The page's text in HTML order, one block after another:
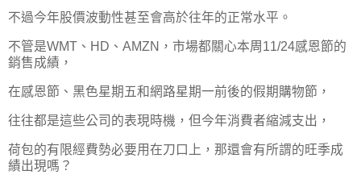
不過今年股價波動性甚至會高於往年的正常水平。
不管是WMT、HD、AMZN，市場都關心本周11/24感恩節的
銷售成績，
在感恩節、黑色星期五和網路星期一前後的假期購物節，
往往都是這些公司的表現時機，但今年消費者縮減支出，
荷包的有限經費勢必要用在刀口上，那還會有所謂的旺季成
績出現嗎？